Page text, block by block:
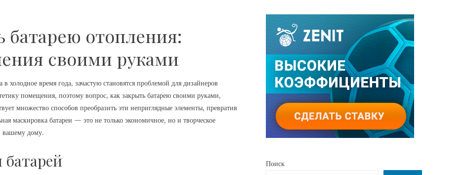
батарею отопления:
своими руками
холодное время года, зачастую становятся проблемой для дизайнеров
помещения, поэтому вопрос, как закрыть батарею своими руками,
множество способов преобразить эти неприглядные элементы, превратив
маскировка батареи — это не только экономичное, но и творческое
вашему дому.
Поиск